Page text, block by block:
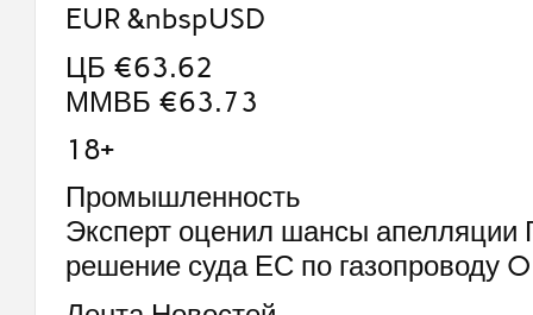
EUR &nbspUSD
ЦБ €63.62
ММВБ €63.73
18+
Промышленность
Эксперт оценил шансы апелляции
решение суда ЕС по газопроводу